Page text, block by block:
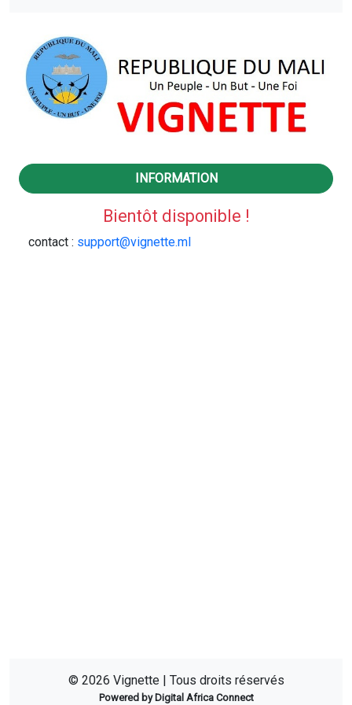
INFORMATION
Bientôt disponible !
contact : support@vignette.ml
© 2026 Vignette | Tous droits réservés
Powered by Digital Africa Connect